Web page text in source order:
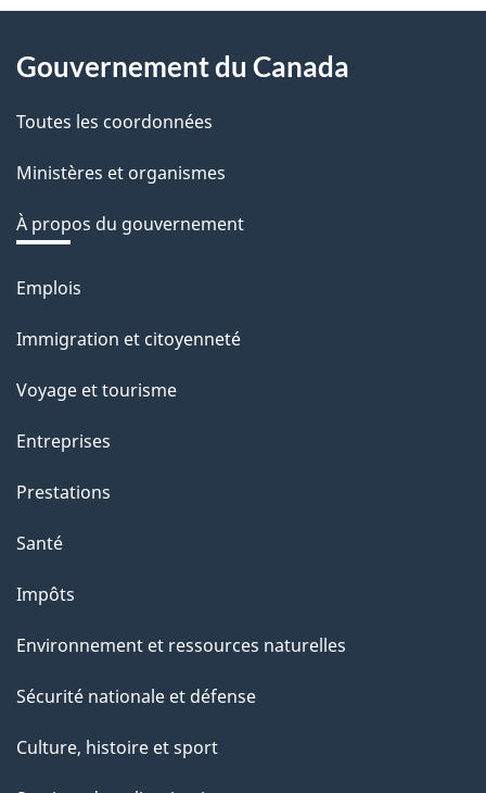
v
o
t
r
r
é
t
r
a
c
i
o
s
u
c
e
t
About
this
site
Gouvernement du Canada
Toutes les coordonnées
Ministères et organismes
À propos du gouvernement
Thèmes
sujets
Emplois
Immigration et citoyenneté
Voyage et tourisme
Entreprises
Prestations
Santé
Impôts
Environnement et ressources naturelles
Sécurité nationale et défense
Culture, histoire et sport